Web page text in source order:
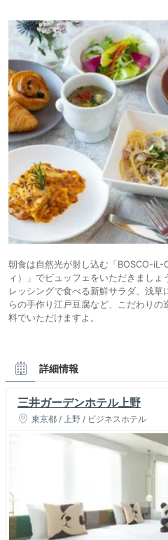
朝食は自然光が射し込む「BOSCO-
ィ）」でビュッフェをいただきまし
レッシングで食べる新鮮サラダ、浅
らの手作り江戸豆腐など、こだわり
料でいただけますよ。
詳細情報
三井ガーデンホテル上野
東京都 / 上野 / ビジネスホテル